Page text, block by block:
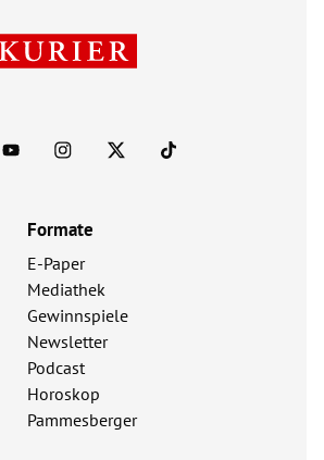
Formate
E-Paper
Mediathek
Gewinnspiele
Newsletter
Podcast
Horoskop
Pammesberger